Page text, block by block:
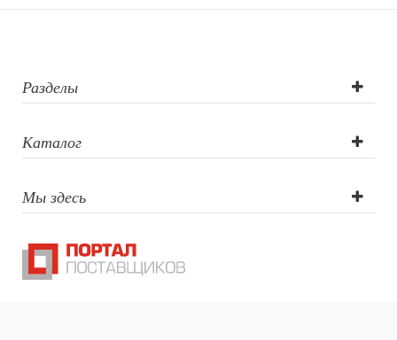
Разделы
Каталог
Мы здесь